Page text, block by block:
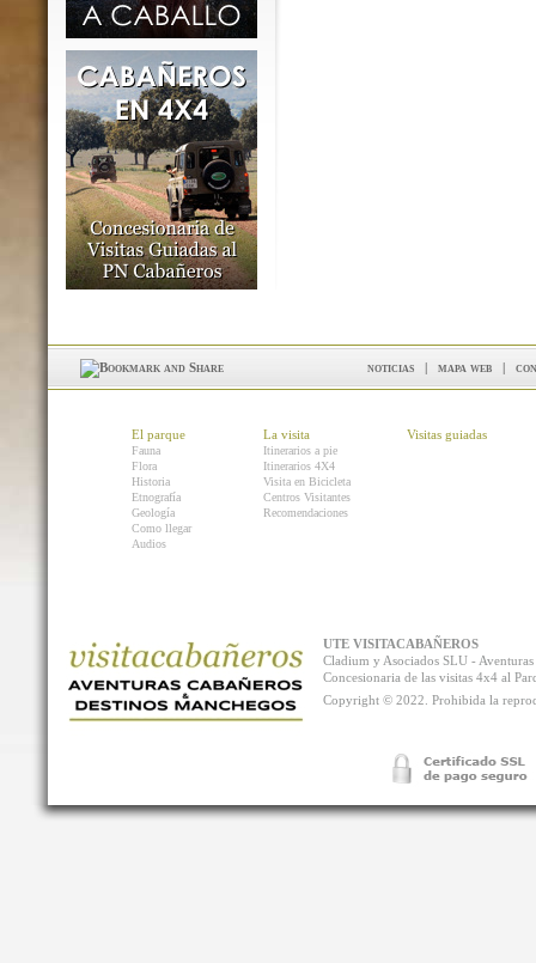
noticias | mapa web |
El parque
Fauna
Flora
Historia
Etnografía
Geología
Como llegar
Audios
La visita
Itinerarios a pie
Itinerarios 4X4
Visita en Bicicleta
Centros Visitantes
Recomendaciones
Visitas guiadas
UTE VISITACABAÑEROS
Cladium y Asociados SLU -
Concesionaria de las visitas 4x4 al
Copyright © 2022. Prohibida la